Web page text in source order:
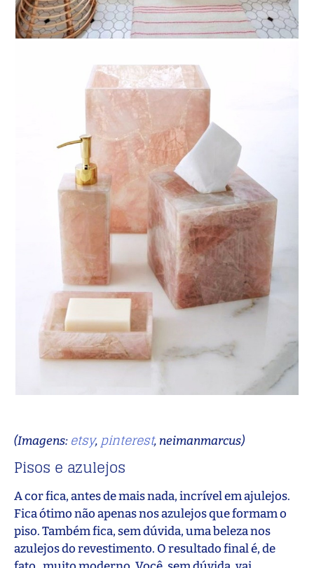
(Imagens: etsy, pinterest, neimanmarcus)
Pisos e azulejos
A cor fica, antes de mais nada, incrível em ajulejos.
Fica ótimo não apenas nos azulejos que formam o
piso. Também fica, sem dúvida, uma beleza nos
azulejos do revestimento. O resultado final é, de